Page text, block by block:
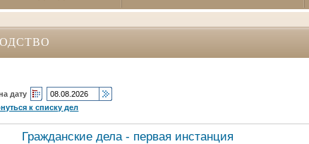
дату
к списку дел
Гражданские дела - первая инстанция